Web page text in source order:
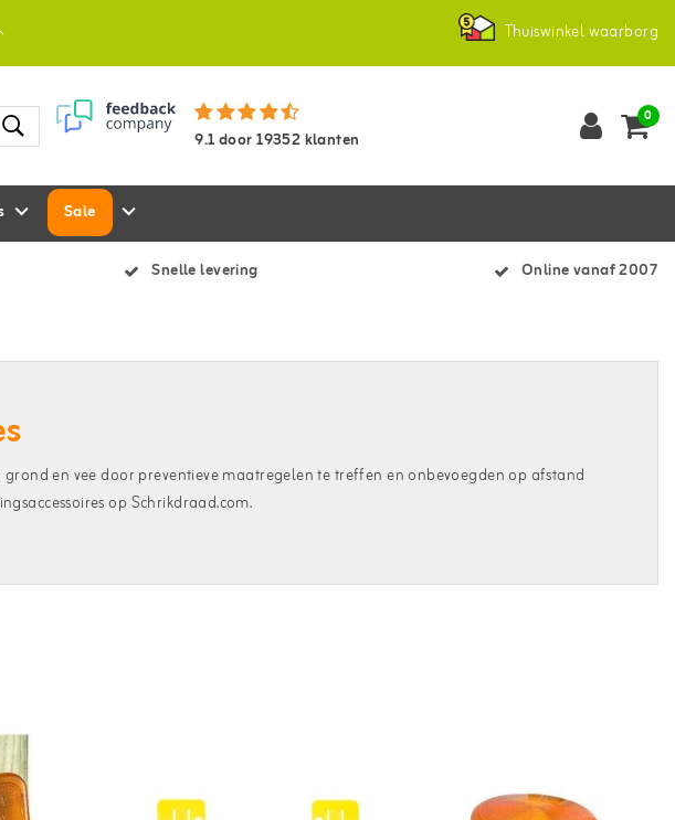
Thuiswinkel waarborg
9.1door19352klanten
0
Sale
Snelle levering Online vanaf 2007
en vee door preventieve maatregelen te treffen en onbevoegden op afstand
op Schrikdraad.com.